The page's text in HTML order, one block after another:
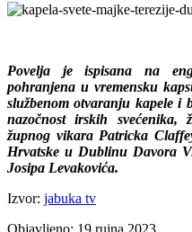
Povelja je ispisana na
pohranjena u vremensku
službenom otvaranju kapele i
nazočnost irskih svećenika,
župnog vikara Patricka
Hrvatske u Dublinu Davora
Josipa Levakovića.
Izvor: jabuka tv
Objavljeno: 19.rujna 2023.